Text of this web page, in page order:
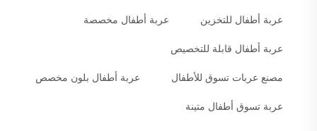
عربة أطفال للتخزين عربة أطفال مخصصة
عربة أطفال قابلة للتخصيص
مصنع عربات تسوق للأطفال عربة أطفال بلون مخصص
عربة تسوق أطفال متينة